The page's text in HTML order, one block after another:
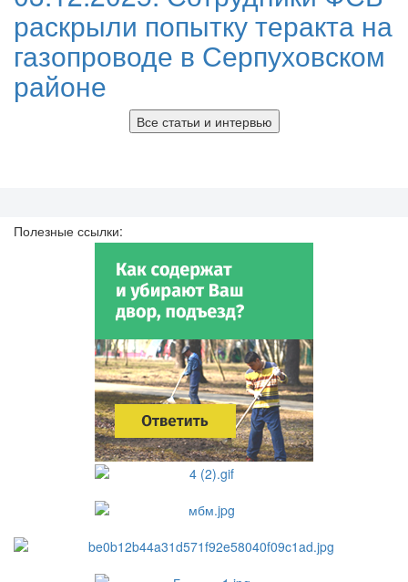
раскрыли попытку теракта на
газопроводе в Серпуховском
районе
Все статьи и интервью
Полезные ссылки: